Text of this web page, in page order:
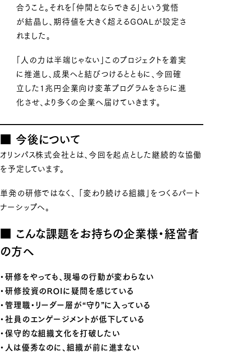
合うこと。それを「仲間とならできる」という覚悟
が結晶し、期待値を大きく超えるGOALが設定さ
れました。
「人の力は半端じゃない」このプロジェクトを着実
に推進し、成果へと結びつけるとともに、今回確
立した1兆円企業向け変革プログラムをさらに進
化させ、より多くの企業へ届けていきます。
■ 今後について
オリンパス株式会社とは、今回を起点とした継続的な協働
を予定しています。
単発の研修ではなく、 「変わり続ける組織」をつくるパート
ナーシップへ。
■ こんな課題をお持ちの企業様・経営者
の方へ
・研修をやっても、現場の行動が変わらない
・研修投資のROIに疑問を感じている
・管理職・リーダー層が“守り”に入っている
・社員のエンゲージメントが低下している
・保守的な組織文化を打破したい
・人は優秀なのに、組織が前に進まない